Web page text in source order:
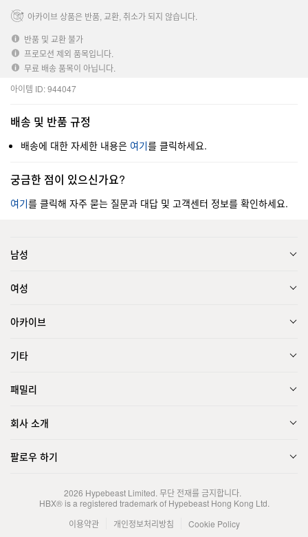
아카이브 상품은 반품, 교환, 취소가 되지 않습니다.
반품 및 교환 불가
프로모션 제외 품목입니다.
무료 배송 품목이 아닙니다.
아이템 ID: 944047
배송 및 반품 규정
배송에 대한 자세한 내용은 여기를 클릭하세요.
궁금한 점이 있으신가요?
여기를 클릭해 자주 묻는 질문과 대답 및 고객센터 정보를 확인하세요.
남성
여성
아카이브
기타
패밀리
회사 소개
팔로우 하기
2026 Hypebeast Limited. 무단 전재를 금지합니다.
HBX® is a registered trademark of Hypebeast Hong Kong Ltd.
이용약관
개인정보처리방침 Cookie Policy